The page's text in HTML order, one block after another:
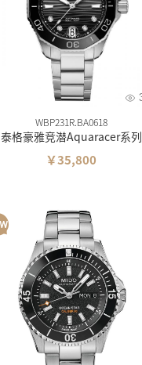
精工
卡
梅花
罗
WBP231R.BA0618
泰格豪雅竞潜Aquaracer系列
￥35,800